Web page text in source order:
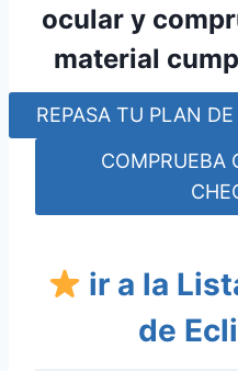
ocular y
material
REPASA TU PLAN
COMPRUEBA
ir a la
de